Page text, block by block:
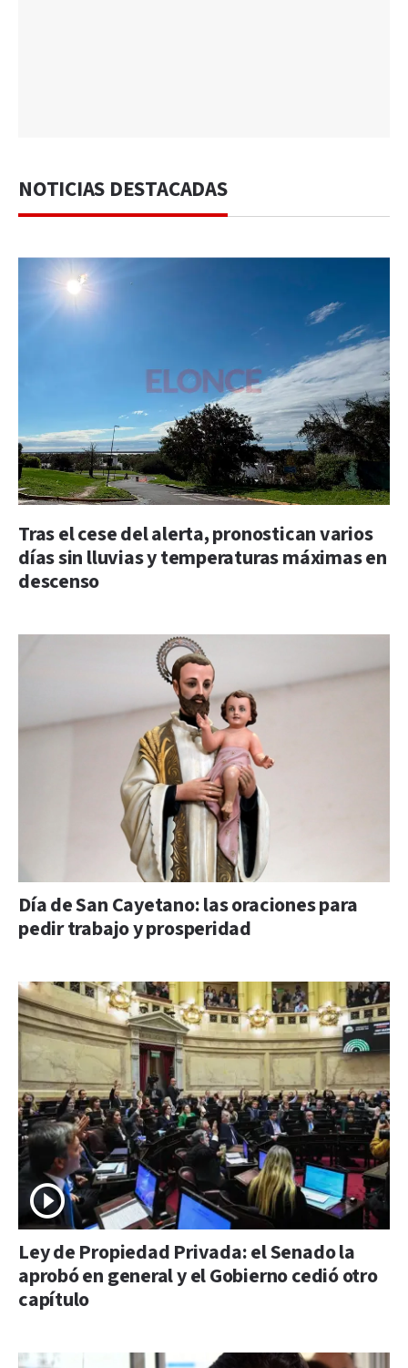
NOTICIAS DESTACADAS
Tras el cese del alerta, pronostican varios
días sin lluvias y temperaturas máximas en
descenso
Día de San Cayetano: las oraciones para
pedir trabajo y prosperidad
Ley de Propiedad Privada: el Senado la
aprobó en general y el Gobierno cedió otro
capítulo